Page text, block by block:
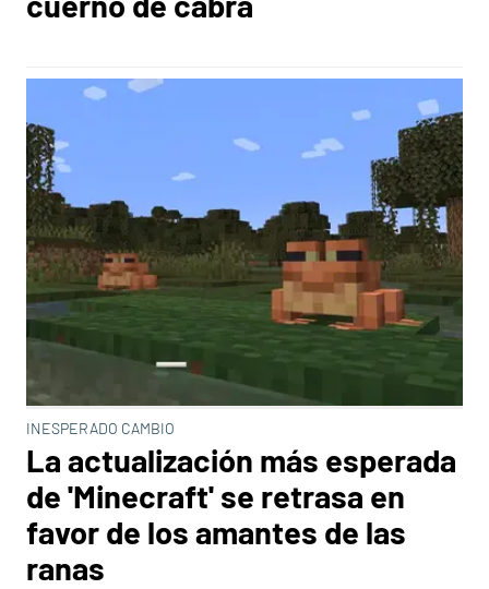
INESPERADO CAMBIO
La actualización más esperada
de 'Minecraft' se retrasa en
favor de los amantes de las
ranas